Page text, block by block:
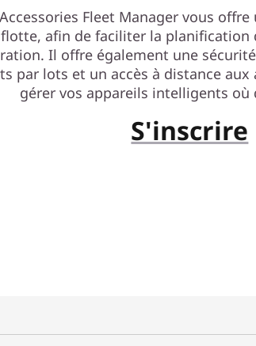
Fleet Manager vous
afin de faciliter la planification
Il offre également une
par lots et un accès à distance
gérer vos appareils intelligents où
S'inscrire